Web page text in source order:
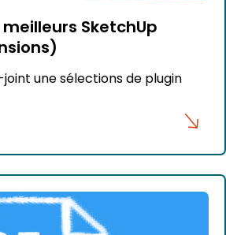
SketchUp
une sélections de plugin